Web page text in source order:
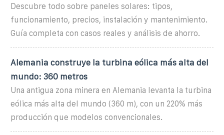
Descubre todo sobre paneles solares: tipos,
funcionamiento, precios, instalación y mantenimiento.
Guía completa con casos reales y análisis de ahorro.
Alemania construye la turbina eólica más alta del
mundo: 360 metros
Una antigua zona minera en Alemania levanta la turbina
eólica más alta del mundo (360 m), con un 220% más
producción que modelos convencionales.